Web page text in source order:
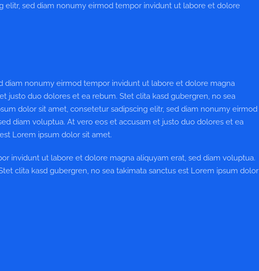
elitr, sed diam nonumy eirmod tempor invidunt ut labore et dolore
diam nonumy eirmod tempor invidunt ut labore et dolore magna
justo duo dolores et ea rebum. Stet clita kasd gubergren, no sea
dolor sit amet, consetetur sadipscing elitr, sed diam nonumy eirmod
diam voluptua. At vero eos et accusam et justo duo dolores et ea
Lorem ipsum dolor sit amet.
invidunt ut labore et dolore magna aliquyam erat, sed diam voluptua.
clita kasd gubergren, no sea takimata sanctus est Lorem ipsum dolor